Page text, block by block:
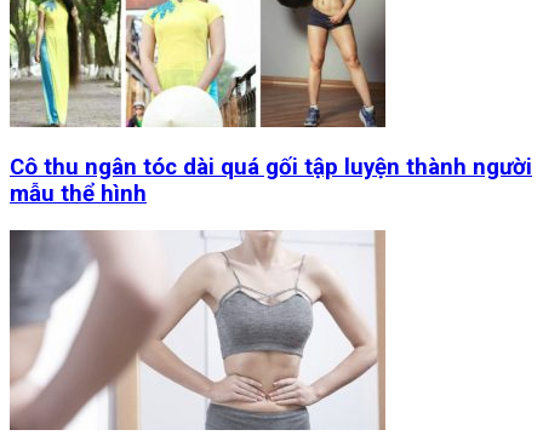
Cô thu ngân tóc dài quá gối tập luyện thành người
mẫu thể hình